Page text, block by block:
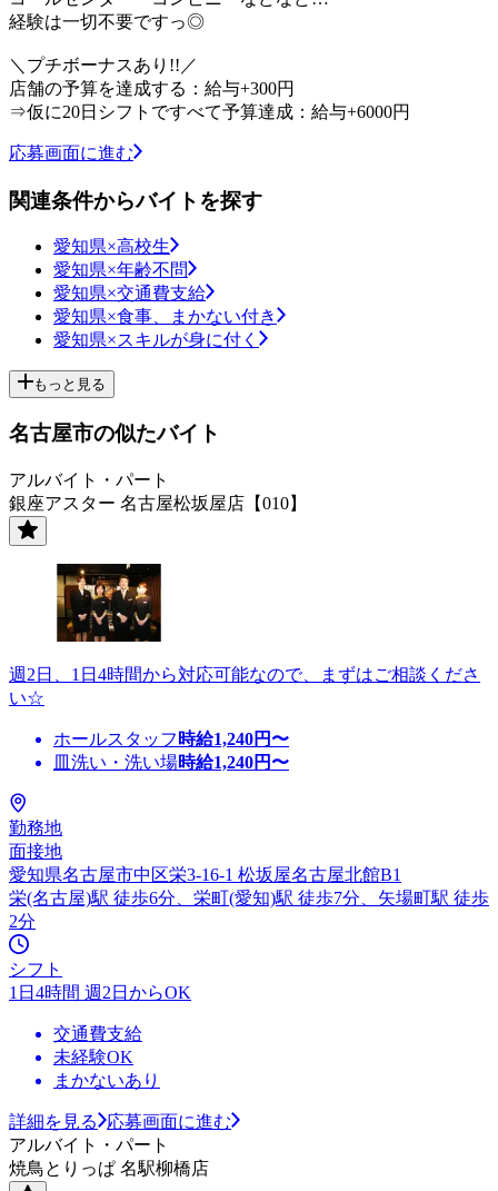
経験は一切不要ですっ◎
＼プチボーナスあり!!／
店舗の予算を達成する：給与+300円
⇒仮に20日シフトですべて予算達成：給与+6000円
応募画面に進む
関連条件からバイトを探す
愛知県×高校生
愛知県×年齢不問
愛知県×交通費支給
愛知県×食事、まかない付き
愛知県×スキルが身に付く
もっと見る
名古屋市の似たバイト
アルバイト・パート
銀座アスター 名古屋松坂屋店【010】
週2日、1日4時間から対応可能なので、まずはご相談くださ
い☆
ホールスタッフ 時給1,240円〜
皿洗い・洗い場時給1,240円〜
勤務地
面接地
愛知県名古屋市中区栄3-16-1 松坂屋名古屋北館B1
栄(名古屋)駅 徒歩6分、栄町(愛知)駅 徒歩7分、矢場町駅 徒歩
2分
シフト
1日4時間 週2日からOK
交通費支給
未経験OK
まかないあり
詳細を見る
応募画面に進む
アルバイト・パート
焼鳥とりっぱ 名駅柳橋店